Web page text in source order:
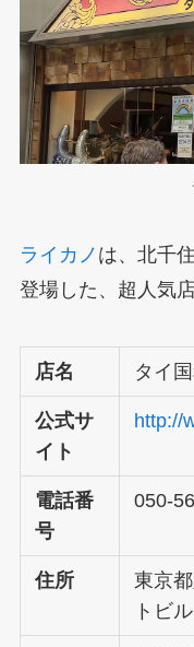
ライカノ は、北千
登場した、超人気店
店名 タイ
公式サ
イト
http://
電話番
号
050-
住所
東京
トビ